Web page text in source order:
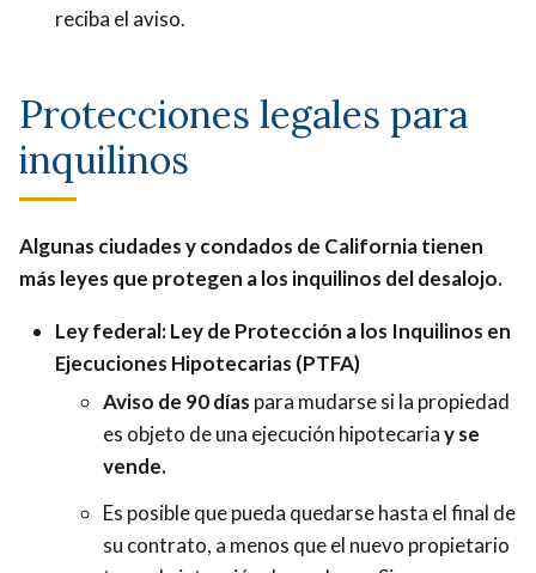
reciba el aviso.
Protecciones legales para
inquilinos
Algunas ciudades y condados de California tienen
más leyes que protegen a los inquilinos del desalojo.
Ley federal: Ley de Protección a los Inquilinos en
Ejecuciones Hipotecarias (PTFA)
Aviso de 90 días para mudarse si la propiedad
es objeto de una ejecución hipotecariay se
vende.
Es posible que pueda quedarse hasta el final de
su contrato, a menos que el nuevo propietario